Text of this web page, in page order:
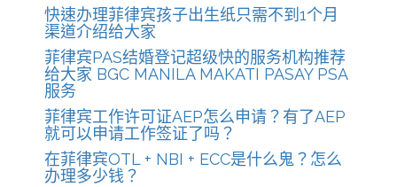
快速办理菲律宾孩子出生纸只需不到1个月
渠道介绍给大家
菲律宾PAS结婚登记超级快的服务机构推荐
给大家 BGC MANILA MAKATI PASAY PSA
服务
菲律宾工作许可证AEP怎么申请？有了AEP
就可以申请工作签证了吗？
在菲律宾OTL + NBI + ECC是什么鬼？怎么
办理多少钱？